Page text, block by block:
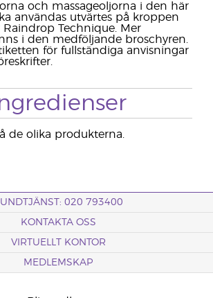
och massageoljorna i den här
användas utvärtes på kroppen
Technique. Mer
i den medföljande broschyren.
för fullständiga anvisningar
de olika produkterna.
020 793400
KONTAKTA OSS
VIRTUELLT KONTOR
MEDLEMSKAP